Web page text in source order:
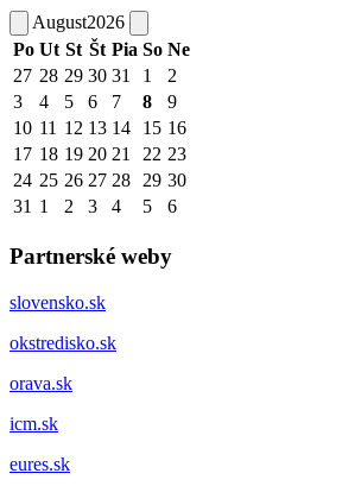
August2026
Po Ut St Št Pia So Ne
27 28 29 30 31 1
2
3
4 5 6 7 8
9
10 11 12 13 14 15 16
17 18 19 20 21 22 23
24 25 26 27 28 29 30
31 1 2 3 4 5 6
Partnerské weby
slovensko.sk
okstredisko.sk
orava.sk
icm.sk
eures.sk